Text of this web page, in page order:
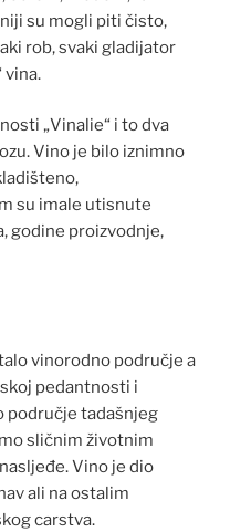
su mogli piti čisto,
rob, svaki gladijator
vina.
„Vinalie“ i to dva
Vino je bilo iznimno
su imale utisnute
godine proizvodnje,
vinorodno područje a
pedantnosti i
područje tadašnjeg
sličnim životnim
Vino je dio
ali na ostalim
carstva.